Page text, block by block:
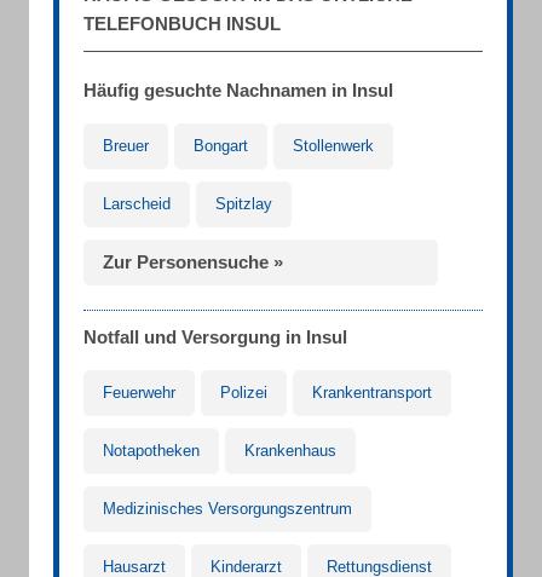
TELEFONBUCH INSUL
Häufig gesuchte Nachnamen in Insul
Breuer Bongart Stollenwerk
Larscheid Spitzlay
Zur Personensuche »
Notfall und Versorgung in Insul
Feuerwehr Polizei Krankentransport
Notapotheken Krankenhaus
Medizinisches Versorgungszentrum
Hausarzt Kinderarzt Rettungsdienst